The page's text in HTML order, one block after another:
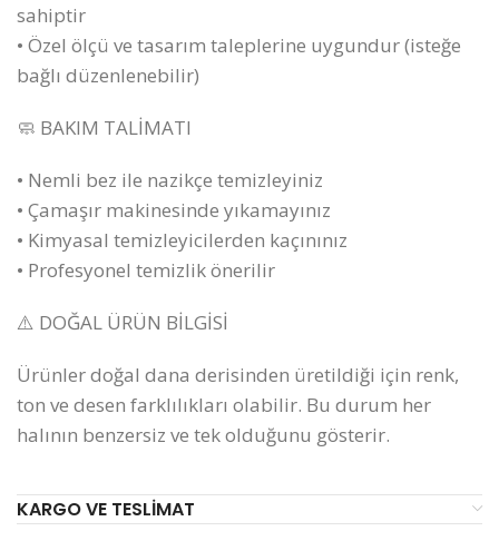
sahiptir
• Özel ölçü ve tasarım taleplerine uygundur (isteğe
bağlı düzenlenebilir)
🧼 BAKIM TALİMATI
• Nemli bez ile nazikçe temizleyiniz
• Çamaşır makinesinde yıkamayınız
• Kimyasal temizleyicilerden kaçınınız
• Profesyonel temizlik önerilir
⚠️ DOĞAL ÜRÜN BİLGİSİ
Ürünler doğal dana derisinden üretildiği için renk,
ton ve desen farklılıkları olabilir. Bu durum her
halının benzersiz ve tek olduğunu gösterir.
KARGO VE TESLIMAT